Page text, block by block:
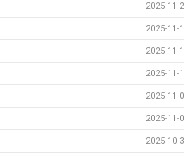
2025-11-
2025-11-
2025-11-
2025-11-
2025-11-
2025-11-
2025-10-